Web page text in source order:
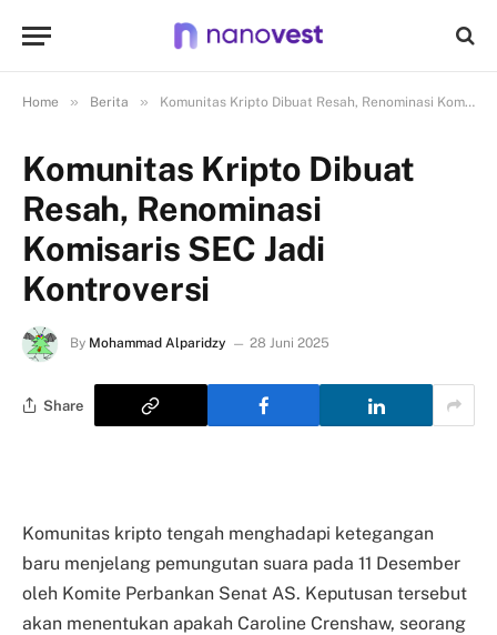
Home » Berita » Komunitas Kripto Dibuat Resah, Renominasi Komisaris SEC Jadi Kontroversi
Komunitas Kripto Dibuat
Resah, Renominasi
Komisaris SEC Jadi
Kontroversi
By Mohammad Alparidzy 28 Juni 2025
Share
Komunitas kripto tengah menghadapi ketegangan
baru menjelang pemungutan suara pada 11 Desember
oleh Komite Perbankan Senat AS. Keputusan tersebut
akan menentukan apakah Caroline Crenshaw, seorang